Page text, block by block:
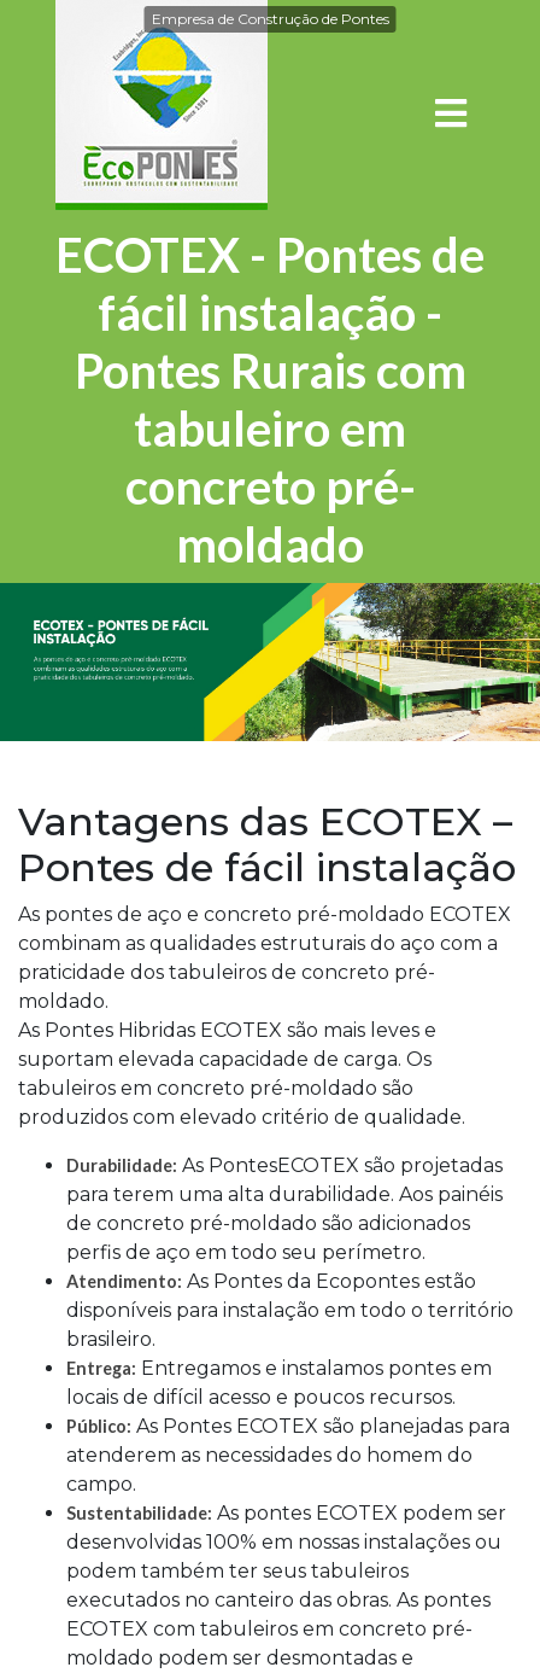
Empresa de Construção de Pontes
ECOTEX - Pontes de
fácil instalação -
Pontes Rurais com
tabuleiro em
concreto pré-
moldado
Vantagens das ECOTEX –
Pontes de fácil instalação
As pontes de aço e concreto pré-moldado ECOTEX
combinam as qualidades estruturais do aço com a
praticidade dos tabuleiros de concreto pré-
moldado.
As Pontes Hibridas ECOTEX são mais leves e
suportam elevada capacidade de carga. Os
tabuleiros em concreto pré-moldado são
produzidos com elevado critério de qualidade.
Durabilidade: As PontesECOTEX são projetadas
para terem uma alta durabilidade. Aos painéis
de concreto pré-moldado são adicionados
perfis de aço em todo seu perímetro.
Atendimento: As Pontes da Ecopontes estão
disponíveis para instalação em todo o território
brasileiro.
Entrega: Entregamos e instalamos pontes em
locais de difícil acesso e poucos recursos.
Público: As Pontes ECOTEX são planejadas para
atenderem as necessidades do homem do
campo.
Sustentabilidade: As pontes ECOTEX podem ser
desenvolvidas 100% em nossas instalações ou
podem também ter seus tabuleiros
executados no canteiro das obras. As pontes
ECOTEX com tabuleiros em concreto pré-
moldado podem ser desmontadas e